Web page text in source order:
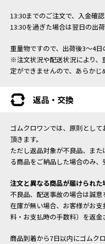
13:30までのご注文で、入金確
13:30を過ぎた場合は翌日の出
重量物ですので、出荷後3～4日
※注文状況や配送状況により、
定ができませんので、あらかじ
返品・交換
ゴムクロワンでは、原則とし
頂きます。
ただし返品対象が不良品、ま
る商品をご納品した場合のみ、
注文と異なる商品が届けられた
不良品、配送事故の場合は誠意
在庫が無い場合、お客様がお
料・お支払時の手数料）を返金
商品到着から7日以内にゴムク